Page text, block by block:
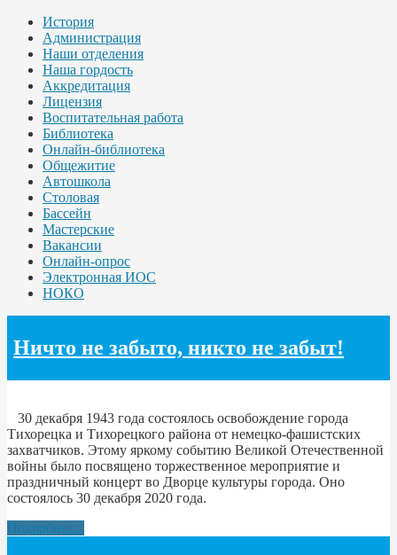
История
Администрация
Наши отделения
Наша гордость
Аккредитация
Лицензия
Воспитательная работа
Библиотека
Онлайн-библиотека
Общежитие
Автошкола
Столовая
Бассейн
Мастерские
Вакансии
Онлайн-опрос
Электронная ИОС
НОКО
Ничто не забыто, никто не забыт!
30 декабря 1943 года состоялось освобождение города
Тихорецка и Тихорецкого района от немецко-фашистских
захватчиков. Этому яркому событию Великой Отечественной
войны было посвящено торжественное мероприятие и
праздничный концерт во Дворце культуры города. Оно
состоялось 30 декабря 2020 года.
Подробнее...